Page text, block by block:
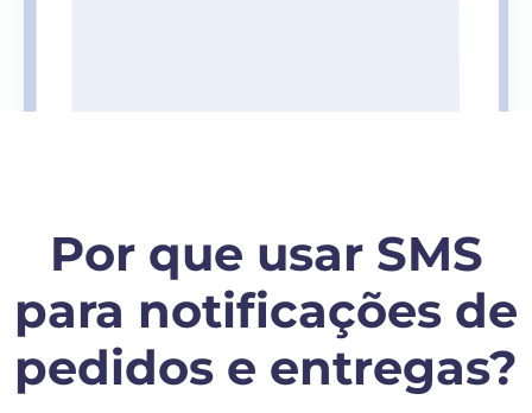
Por que usar SMS
para notificações de
pedidos e entregas?